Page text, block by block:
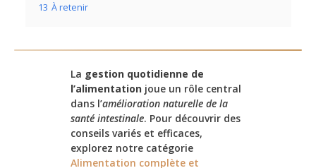
13 À retenir
La gestion quotidienne de
l’alimentation joue un rôle central
dans l’amélioration naturelle de la
santé intestinale. Pour découvrir des
conseils variés et efficaces,
explorez notre catégorie
Alimentation complète et